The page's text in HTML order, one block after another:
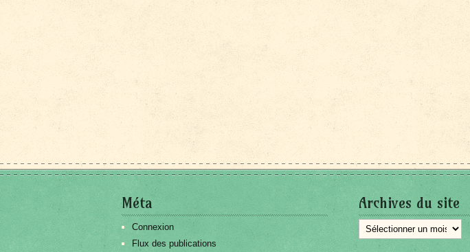
Méta
Connexion
Flux des publications
Archives du site
Archives
du